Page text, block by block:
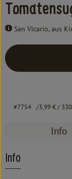
Erleben
San Vicario, aus
#7754 3,99 €/
Info
Info